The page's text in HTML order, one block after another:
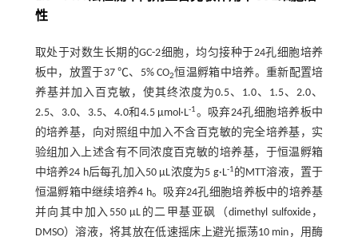
性
取处于对数生长期的GC-2细胞，均匀接种于24孔细胞培养
板中，放置于37 ℃、5% CO2恒温孵箱中培养。重新配置培
养基并加入百克敏，使其终浓度为0.5、1.0、1.5、2.0、
2.5、3.0、3.5、4.0和4.5 µmol·L-1。吸弃24孔细胞培养板中
的培养基，向对照组中加入不含百克敏的完全培养基，实
验组加入上述含有不同浓度百克敏的培养基，于恒温孵箱
中培养24 h后每孔加入50 µL浓度为5 g·L-1 的MTT溶液，置于
恒温孵箱中继续培养4 h。吸弃24孔细胞培养板中的培养基
并向其中加入550 µL的二甲基亚砜（dimethyl sulfoxide，
DMSO）溶液，将其放在低速摇床上避光振荡10 min，用酶